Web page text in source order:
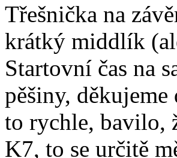
Třešnička na
krátký middlík
Startovní čas na
pěšiny,
to rychle, bavilo,
K7, to se určitě